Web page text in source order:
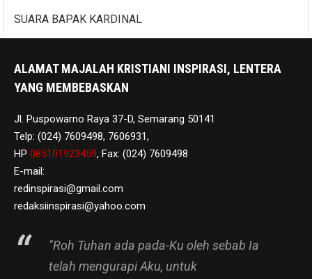
SUARA BAPAK KARDINAL
ALAMAT MAJALAH KRISTIANI INSPIRASI, LENTERA
YANG MEMBEBASKAN
Jl. Puspowarno Raya 37-D, Semarang 50141
Telp: (024) 7609498, 7606931,
HP 085101923459, Fax: (024) 7609498
E-mail:
redinspirasi@gmail.com
redaksiinspirasi@yahoo.com
"Roh Tuhan ada pada-Ku oleh sebab Ia
telah mengurapi Aku, untuk